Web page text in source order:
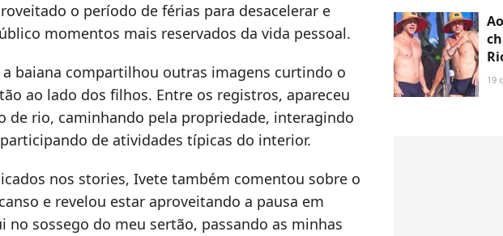
o período de férias para desacelerar e
momentos mais reservados da vida pessoal.
a baiana compartilhou outras imagens curtindo o
ao lado dos filhos. Entre os registros, apareceu
de rio, caminhando pela propriedade, interagindo
de atividades típicas do interior.
nos stories, Ivete também comentou sobre o
e revelou estar aproveitando a pausa em
no sossego do meu sertão, passando as minhas
19